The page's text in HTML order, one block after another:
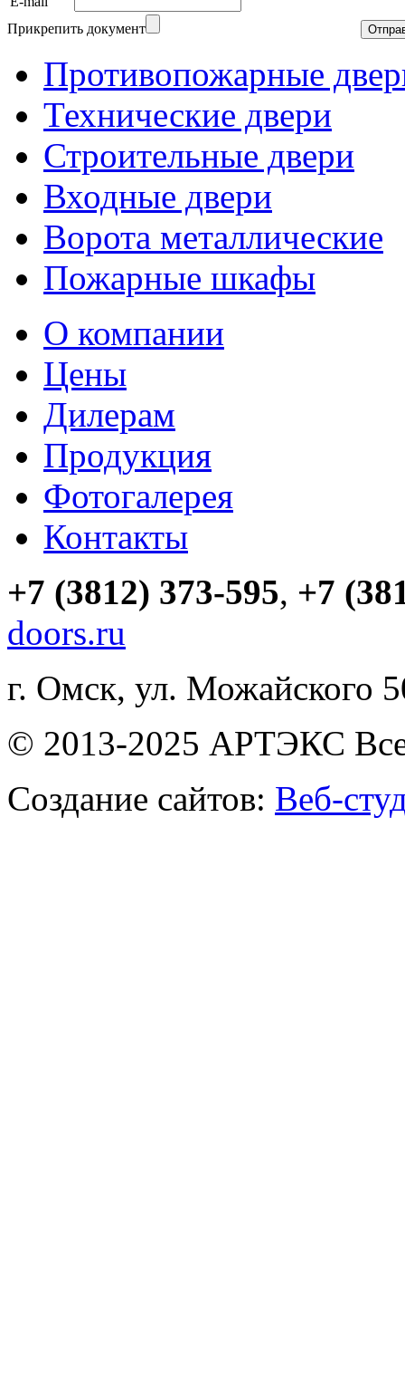
Прикрепить документ
Противопожарные
Технические двери
Строительные двери
Входные двери
Ворота металлические
Пожарные шкафы
О компании
Цены
Дилерам
Продукция
Фотогалерея
Контакты
+7 (3812) 373-595, +7
doors.ru
г. Омск, ул. Можайского
© 2013-2025 АРТЭКС
Создание сайтов: Веб-